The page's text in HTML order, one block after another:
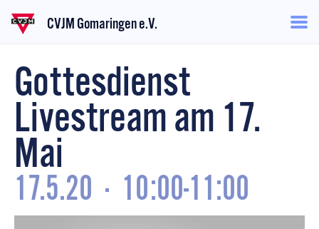
CVJM Gomaringen e.V.
Gottesdienst
Livestream am 17.
Mai
17.5.20 · 10:00-11:00